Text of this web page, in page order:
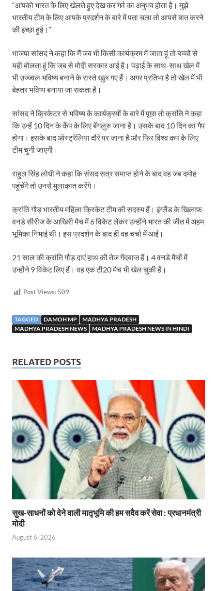
“आपको भारत के लिए खेलते हुए देख कर गर्व का अनुभव होता है। मुझे
भारतीय टीम के लिए आपके प्रदर्शन के बारे में पता चला तो आपसे बात करने
की इच्छा हुई।”
भाजपा सांसद ने कहा कि मैं जब भी किसी कार्यक्रम में जाता हूं तो बच्चों से
यही बोलता हूं कि जब से मोदी सरकार आई है। पढ़ाई के साथ-साथ खेल में
भी उज्ज्वल भविष्य बनाने के रास्ते खुल गए हैं। अगर प्रतिभा है तो खेल में भी
बेहतर भविष्य बनाया जा सकता है।
सांसद ने क्रिकेटर से भविष्य के कार्यक्रमों के बारे में पूछा तो क्रांति ने कहा
कि उन्हें 10 दिन के कैंप के लिए बेंगलुरु जाना है। उसके बाद 10 दिन का गैप
होगा। इसके बाद ऑस्ट्रेलिया दौरे पर जाना है और फिर विश्व कप के लिए
टीम चुनी जाएगी।
राहुल सिंह लोधी ने कहा कि संसद सत्र समाप्त होने के बाद वह जब दमोह
पहुंचेंगे तो उनसे मुलाकात करेंगे।
क्रांति गौड़ भारतीय महिला क्रिकेट टीम की सदस्य हैं। इंग्लैंड के खिलाफ
वनडे सीरीज के आखिरी मैच में 6 विकेट लेकर उन्होंने भारत की जीत में अहम
भूमिका निभाई थी। इस प्रदर्शन के बाद ही वह चर्चा में आईं।
21 साल की क्रांति गौड़ दाएं हाथ की तेज गेंदबाज हैं। 4 वनडे मैचों में
उन्होंने 9 विकेट लिए हैं। वह एक टी20 मैच भी खेल चुकी हैं।
Post Views: 509
TAGGED DAMOH MP
MADHYA PRADESH
MADHYA PRADESH NEWS
MADHYA PRADESH NEWS IN HINDI
RELATED POSTS
सुख-साधनों को देने वाली मातृभूमि की हम सदैव करें सेवा : प्रधानमंत्री
मोदी
August 6, 2026